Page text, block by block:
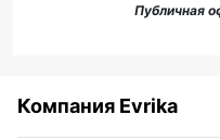
Публичная
Компания Evrika